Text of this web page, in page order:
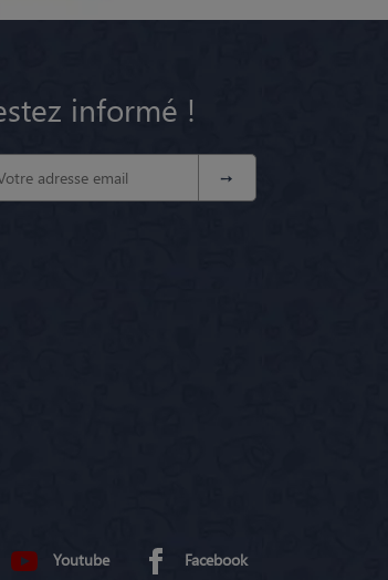
informé !
Youtube Facebook